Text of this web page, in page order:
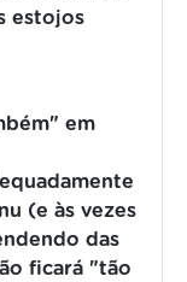
estojos
em
(e às vezes
das
ficará "tão